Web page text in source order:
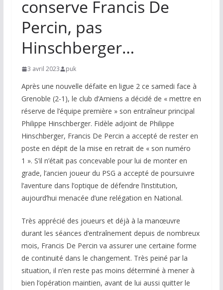
conserve Francis De
Percin, pas
Hinschberger…
3 avril 2023 puk
Après une nouvelle défaite en ligue 2 ce samedi face à
Grenoble (2-1), le club d’Amiens a décidé de « mettre en
réserve de l’équipe première » son entraîneur principal
Philippe Hinschberger. Fidèle adjoint de Philippe
Hinschberger, Francis De Percin a accepté de rester en
poste en dépit de la mise en retrait de « son numéro
1 ». S’il n’était pas concevable pour lui de monter en
grade, l’ancien joueur du PSG a accepté de poursuivre
l’aventure dans l’optique de défendre l’institution,
aujourd’hui menacée d’une relégation en National.
Très apprécié des joueurs et déjà à la manœuvre
durant les séances d’entraînement depuis de nombreux
mois, Francis De Percin va assurer une certaine forme
de continuité dans le changement. Très peiné par la
situation, il n’en reste pas moins déterminé à mener à
bien l’opération maintien, avant de lui aussi quitter le